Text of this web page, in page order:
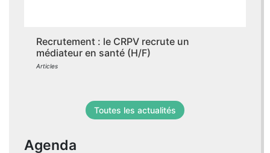
Recrutement : le CRPV recrute un
médiateur en santé (H/F)
Articles
Toutes les actualités
Agenda